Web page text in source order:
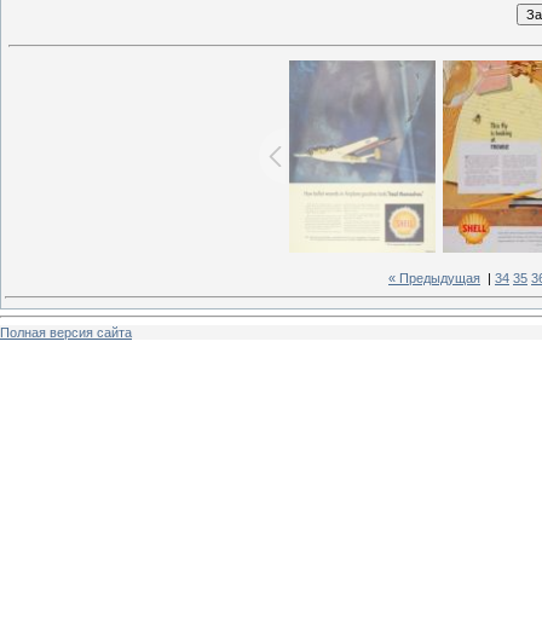
« Предыдущая 34 35
Полная версия сайта